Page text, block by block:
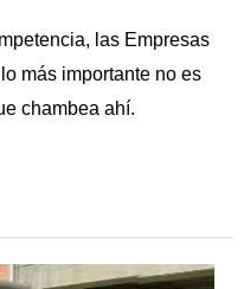
las Empresas
más importante no es
chambea ahí.